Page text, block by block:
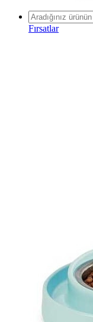
Fırsatlar